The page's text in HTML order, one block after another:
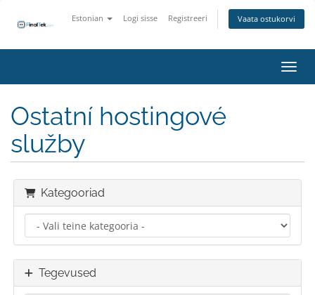
Estonian Logi sisse Registreeri Vaata ostukorvi
Ostatní hostingové
služby
Kategooriad
Tegevused